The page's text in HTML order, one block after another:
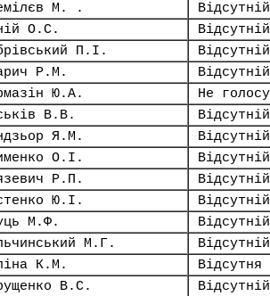
М. .
Відсутній
О.С.
Відсутній
П.І.
Відсутній
Р.М.
Відсутній
Ю.А.
Не
В.В.
Відсутній
Я.М.
Відсутній
О.І.
Відсутній
Р.П.
Відсутній
Ю.І.
Відсутній
М.Ф.
Відсутній
М.Г.
Відсутній
К.М.
Відсутня
В.С.
Відсутній